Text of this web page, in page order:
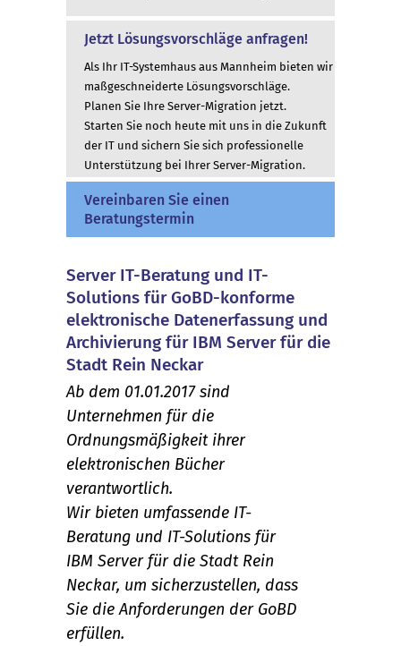
Jetzt Lösungsvorschläge anfragen!
Als Ihr IT-Systemhaus aus Mannheim bieten wir
maßgeschneiderte Lösungsvorschläge.
Planen Sie Ihre Server-Migration jetzt.
Starten Sie noch heute mit uns in die Zukunft
der IT und sichern Sie sich professionelle
Unterstützung bei Ihrer Server-Migration.
Vereinbaren Sie einen
Beratungstermin
Server IT-Beratung und IT-
Solutions für GoBD-konforme
elektronische Datenerfassung und
Archivierung für IBM Server für die
Stadt Rein Neckar
Ab dem 01.01.2017 sind
Unternehmen für die
Ordnungsmäßigkeit ihrer
elektronischen Bücher
verantwortlich.
Wir bieten umfassende IT-
Beratung und IT-Solutions für
IBM Server für die Stadt Rein
Neckar, um sicherzustellen, dass
Sie die Anforderungen der GoBD
erfüllen.